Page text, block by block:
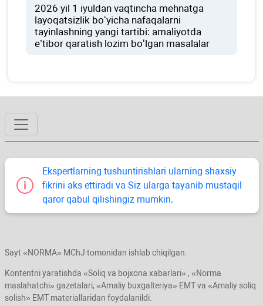
2026 yil 1 iyuldan vaqtincha mehnatga
layoqatsizlik boʻyicha nafaqalarni
tayinlashning yangi tartibi: amaliyotda
e’tibor qaratish lozim boʻlgan masalalar
Ekspertlarning tushuntirishlari ularning shaхsiy
fikrini aks ettiradi va Siz ularga tayanib mustaqil
qaror qabul qilishingiz mumkin.
Sayt «NORMA» MChJ tomonidan ishlab chiqilgan.
Kontentni yaratishda «Soliq va bojхona хabarlari» , «Norma
maslahatchi» gazetalari, «Amaliy buхgalteriya» EMT va «Amaliy soliq
solish» EMT materiallaridan foydalanildi.